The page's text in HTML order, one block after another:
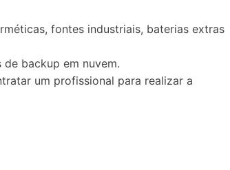
fontes industriais, baterias extras
backup em nuvem.
um profissional para realizar a